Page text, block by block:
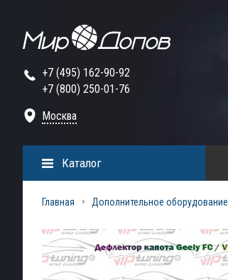
+7 (495) 162-90-92
+7 (800) 250-01-76
Москва
Каталог
Главная Дополнительное оборудование